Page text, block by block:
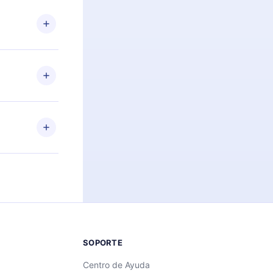
el
de
más de
leer o
iOS,
momento
SOPORTE
Centro de Ayuda